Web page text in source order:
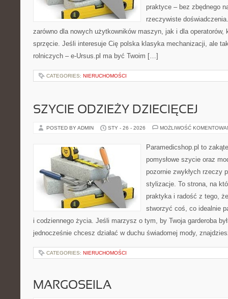
praktyce – bez zbędnego
rzeczywiste
zarówno dla nowych użytkowników maszyn, jak i dla operatorów,
sprzęcie. Jeśli interesuje Cię polska klasyka mechanizacji, ale
rolniczych – e-Ursus.pl ma być Twoim […]
CATEGORIES: NIERUCHOMOŚCI
SZYCIE ODZIEŻY DZIECIĘCEJ
POSTED BY ADMIN STY - 26 - 2026 MOŻLIWOŚĆ
Paramedicshop.pl to
pomysłowe szycie oraz
pozornie zwykłych rzeczy
stylizacje. To strona, na
praktyka i radość z tego,
stworzyć coś, co idealnie
i codziennego życia. Jeśli marzysz o tym, by Twoja garderoba
jednocześnie chcesz działać w duchu świadomej mody,
CATEGORIES: NIERUCHOMOŚCI
MARGOSEILA